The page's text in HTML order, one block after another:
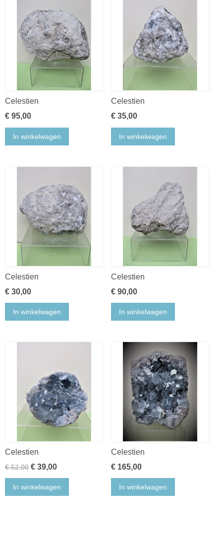
Celestien
€ 95,00
In winkelwagen
Celestien
€ 35,00
In winkelwagen
Celestien
€ 30,00
In winkelwagen
Celestien
€ 90,00
In winkelwagen
Celestien
€ 52,00 € 39,00
In winkelwagen
Celestien
€ 165,00
In winkelwagen